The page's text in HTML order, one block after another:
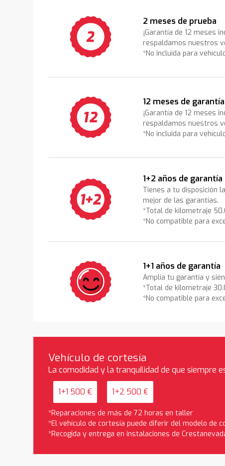
2 meses de prueba
¡Garantía de 12 meses
respaldamos nuestros
*No incluida para
12 meses de garantía
¡Garantía de 12 meses
respaldamos nuestros
*No incluida para
1+2 años de garantía
Tienes a tu disposición
mejor de las garantías.
*Total de kilometraje
*No compatible para
1+1 años de garantía
Amplía tu garantía y
*Total de kilometraje
*No compatible para
Vehículo de cortesía
La comodidad y la tranquilidad de que siempre
1+1 500 € 1+2 500 €
*Reparaciones de más de 72 horas en taller
*El vehículo de cortesía puede diferir del modelo de
*Recogida y entrega en instalaciones de